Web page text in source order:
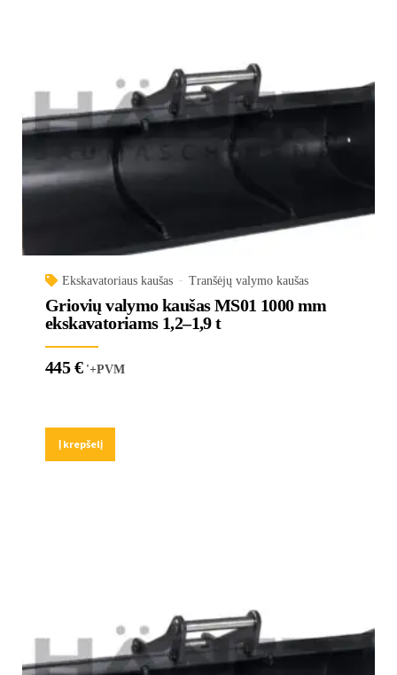
Ekskavatoriaus kaušas Tranšėjų valymo kaušas
Griovių valymo kaušas MS01 1000 mm
ekskavatoriams 1,2–1,9 t
445€'+PVM
Į krepšelį